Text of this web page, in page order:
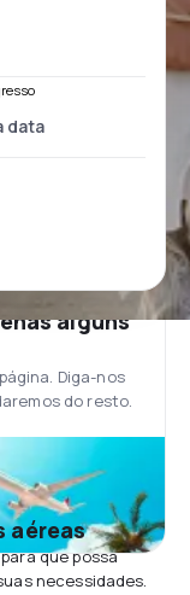
alguns
Diga-nos
do resto.
aéreas
que possa
necessidades.